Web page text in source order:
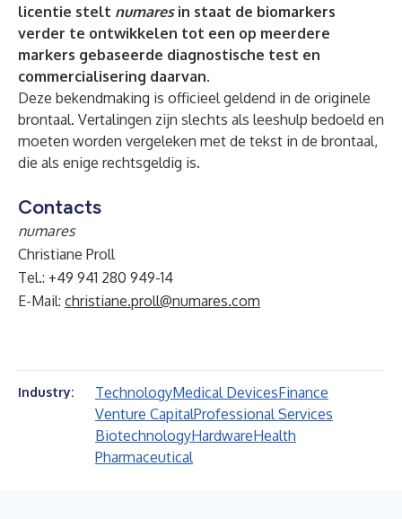
licentie stelt numaresin staat de biomarkers
verder te ontwikkelen tot een op meerdere
markers gebaseerde diagnostische test en
commercialisering daarvan.
Deze bekendmaking is officieel geldend in de originele
brontaal. Vertalingen zijn slechts als leeshulp bedoeld en
moeten worden vergeleken met de tekst in de brontaal,
die als enige rechtsgeldig is.
Contacts
numares
Christiane Proll
Tel.: +49 941 280 949-14
E-Mail: christiane.proll@numares.com
Industry: TechnologyMedical DevicesFinance
Venture CapitalProfessional Services
BiotechnologyHardwareHealth
Pharmaceutical